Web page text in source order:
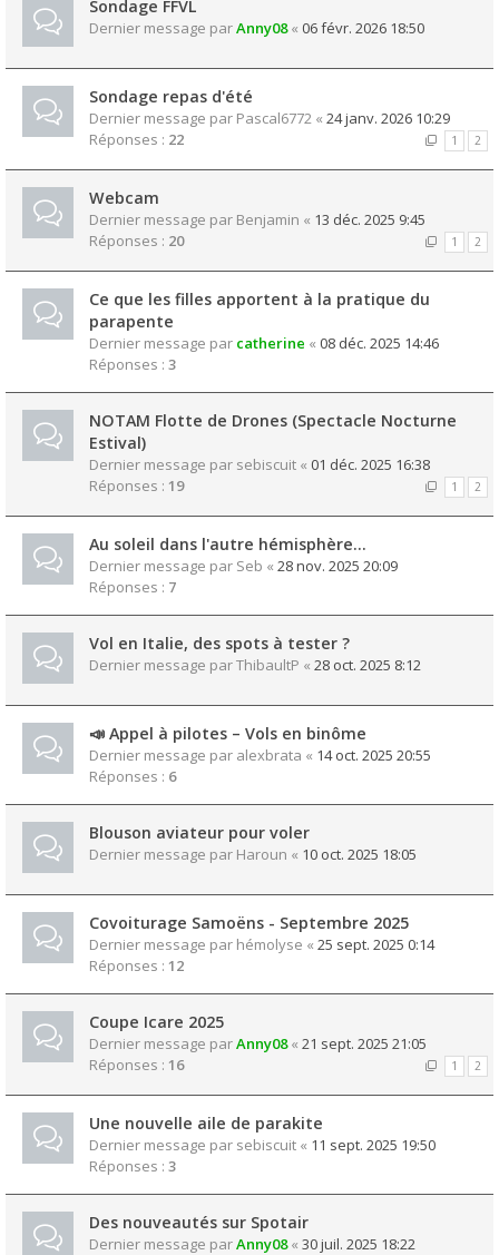
Sondage FFVL
Dernier message parAnny08« 06 févr. 2026 18:50
Sondage repas d'été
Dernier message par Pascal6772 « 24 janv. 2026 10:29
Réponses : 22 1 2
Webcam
Dernier message par Benjamin « 13 déc. 2025 9:45
Réponses : 20 1 2
Ce que les filles apportent à la pratique du
parapente
Dernier message par catherine « 08 déc. 2025 14:46
Réponses : 3
NOTAM Flotte de Drones (Spectacle Nocturne
Estival)
Dernier message par sebiscuit « 01 déc. 2025 16:38
Réponses : 19 1 2
Au soleil dans l'autre hémisphère...
Dernier message par Seb « 28 nov. 2025 20:09
Réponses : 7
Vol en Italie, des spots à tester ?
Dernier message parThibaultP « 28 oct. 2025 8:12
📣 Appel à pilotes – Vols en binôme
Dernier message par alexbrata « 14 oct. 2025 20:55
Réponses : 6
Blouson aviateur pour voler
Dernier message par Haroun « 10 oct. 2025 18:05
Covoiturage Samoëns - Septembre 2025
Dernier message par hémolyse « 25 sept. 2025 0:14
Réponses : 12
Coupe Icare 2025
Dernier message parAnny08« 21 sept. 2025 21:05
Réponses : 16 1 2
Une nouvelle aile de parakite
Dernier message par sebiscuit « 11 sept. 2025 19:50
Réponses : 3
Des nouveautés sur Spotair
Dernier message parAnny08« 30 juil. 2025 18:22